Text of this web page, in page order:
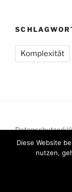
Komplexität
Diese Website
nutzen,